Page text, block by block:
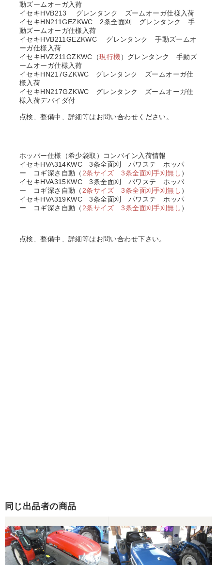
動ズームオーガ入荷
イセキHVB213 グレンタンク ズームオーガ仕様入荷
イセキHN211GEZKWC 2条全面刈 グレンタンク 手
動ズームオーガ仕様入荷
イセキHVB211GEZKWC グレンタンク 手動ズームオ
ーガ仕様入荷
イセキHVZ211GZKWC（現行機 ）グレンタンク 手動ズ
ームオーガ仕様入荷
イセキHN217GZKWC グレンタンク ズームオーガ仕
様入荷
イセキHN217GZKWC グレンタンク ズームオーガ仕
様入荷デバイダ付
点検、整備中、詳細等はお問い合わせください。
ホッパー仕様（希少袋取）コンバイン入荷情報
イセキHVA314KWC 3条全面刈 パワステ ホッパ
ー コギ深さ自動（ 2条サイズ 3条全面刈手刈無し ）
イセキHVA315KWC 3条全面刈 パワステ ホッパ
ー コギ深さ自動（ 2条サイズ 3条全面刈手刈無し ）
イセキHVA319KWC 3条全面刈 パワステ ホッパ
ー コギ深さ自動（ 2条サイズ 3条全面刈手刈無し ）
点検、整備中、詳細等はお問い合わせ下さい。
同じ出品者の商品